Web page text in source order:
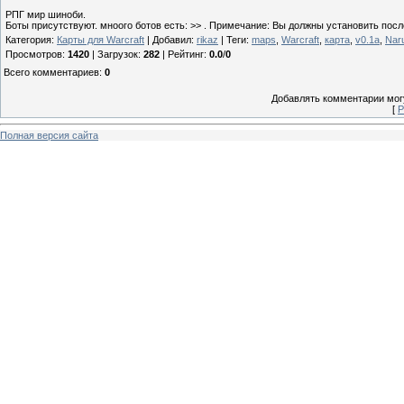
РПГ мир шиноби.
Боты присутствуют. мноого ботов есть: >> . Примечание: Вы должны установить
Категория: Карты для Warcraft Добавил: rikaz Теги: maps Warcraft карта v0.1a
Просмотров: 1420 Загрузок: 282 Рейтинг: 0.0/0
Всего комментариев: 0
Добавлять комментарии
[
Полная версия сайта